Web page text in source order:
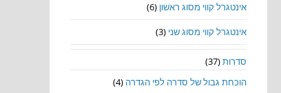
אינטגרל קווי מסוג ראשון (6)
אינטגרל קווי מסוג שני (3)
סדרות(37)
הוכחת גבול של סדרה לפי הגדרה (4)